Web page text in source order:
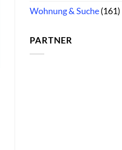
Wohnung & Suche(161)
PARTNER